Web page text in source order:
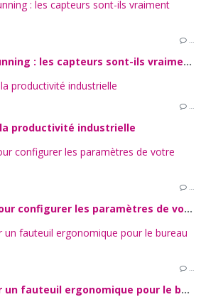
…
Montre podomètre running : les capteurs sont-ils vraiment précis ?
…
la productivité industrielle
…
Conseils essentiels pour configurer les paramètres de votre nouvel iPhone
…
Comment bien choisir un fauteuil ergonomique pour le bureau ?